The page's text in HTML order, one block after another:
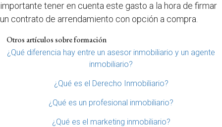
importante tener en cuenta este gasto a la hora de firmar
un contrato de arrendamiento con opción a compra.
Otros artículos sobre formación
¿Qué diferencia hay entre un asesor inmobiliario y un agente
inmobiliario?
¿Qué es el Derecho Inmobiliario?
¿Qué es un profesional inmobiliario?
¿Qué es el marketing inmobiliario?